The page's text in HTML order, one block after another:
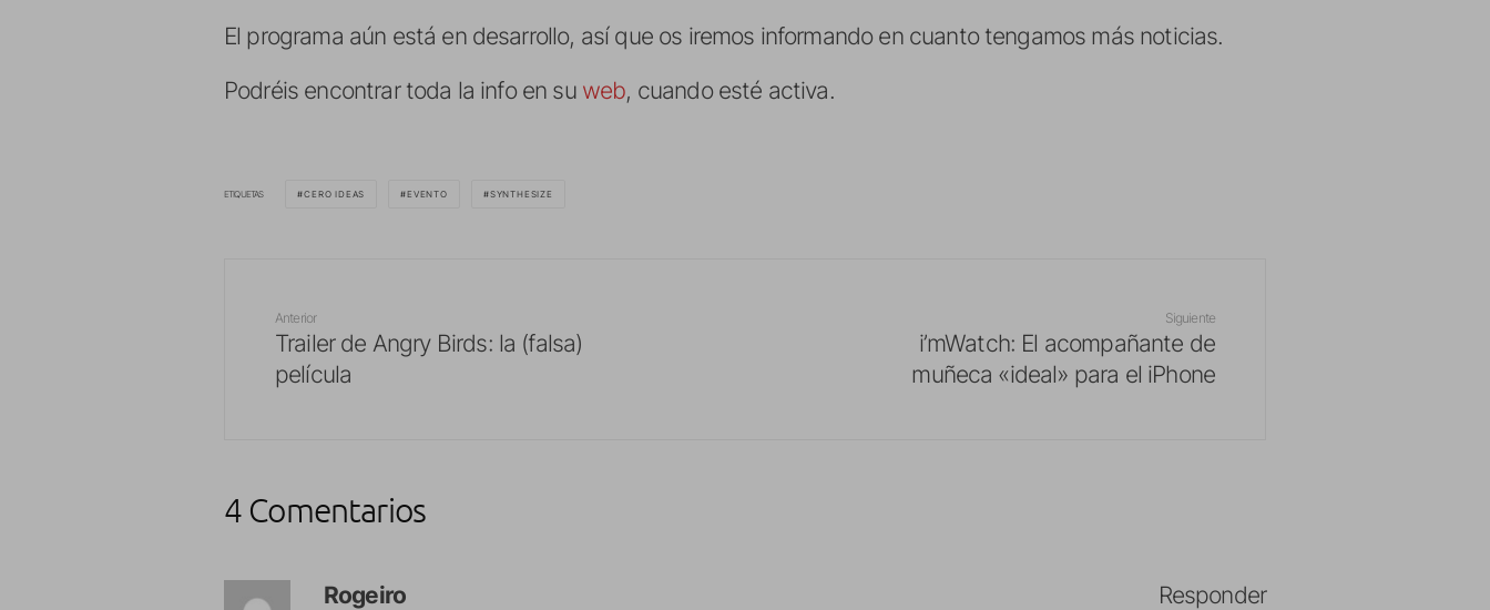
El programa aún está en desarrollo, así que os iremos informando en cuanto tengamos más noticias.
Podréis encontrar toda la info en su web, cuando esté activa.
ETIQUETAS CERO IDEAS EVENTO SYNTHESIZE
Anterior
Trailer de Angry Birds: la (falsa)
película
Siguiente
i’mWatch: El acompañante de
muñeca «ideal» para el iPhone
4 Comentarios
Rogeiro Responder